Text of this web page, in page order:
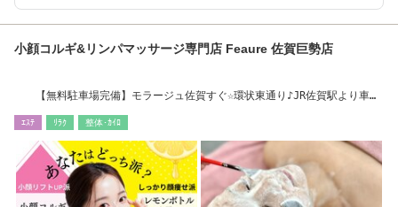
小顔コルギ&リンパマッサージ専門店 Feaure 佐賀巨勢店
【無料駐車場完備】モラージュ佐賀すぐ☆環状東通り♪JR佐賀駅より車で
ｴｽﾃ ﾘﾗｸ 整体･ｶｲﾛ